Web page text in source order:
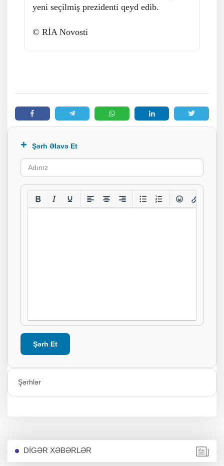
yeni seçilmiş prezidenti qeyd edib.
© RİA Novosti
Şərh Əlavə Et
Şərh Et
Şərhlər
DİGƏR XƏBƏRLƏR